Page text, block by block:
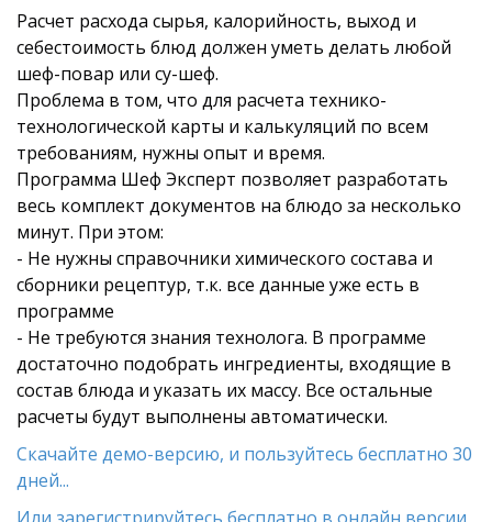
Расчет расхода сырья, калорийность, выход и
себестоимость блюд должен уметь делать любой
шеф-повар или су-шеф.
Проблема в том, что для расчета технико-
технологической карты и калькуляций по всем
требованиям, нужны опыт и время.
Программа Шеф Эксперт позволяет разработать
весь комплект документов на блюдо за несколько
минут. При этом:
- Не нужны справочники химического состава и
сборники рецептур, т.к. все данные уже есть в
программе
- Не требуются знания технолога. В программе
достаточно подобрать ингредиенты, входящие в
состав блюда и указать их массу. Все остальные
расчеты будут выполнены автоматически.
Скачайте демо-версию, и пользуйтесь бесплатно 30
дней...